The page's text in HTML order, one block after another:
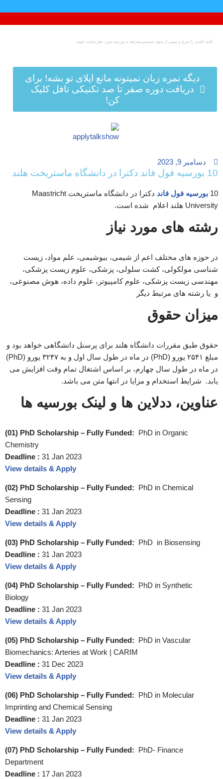
پرش
به
دیگه نمره زبان نمیتونه مانع اپلای تو بشه! برای
دریافت دوره صفر تا صد تکنیکی تافل کلیک
کن!
دسامبر 9, 2023
10 بورسیه فول فاند دکترا در دانشگاه ماستریخت هلند
10 بورسیه فول فاند
دکترا در دانشگاه ماستریخت Maastricht
University هلند اعلام شده است.
رشته های مورد نیاز
در حوزه های مختلف اعم از شیمی، بیوشیمی، علم مواد، زیست
شناسی مولکولی، کشت سلولی، پزشکی، علوم زیست پزشکی،
مهندسی زیست پزشکی، علوم کامپیوتر، علوم داده، هوش مصنوعی،
و یا رشته های مرتبط دیگر
میزان حقوق
حقوق طبق مقررات دانشگاه هلند برای پرسنل دانشگاهی خواهد بود و
مبلغ ۲۵۴۱ یورو (PhD) در ماه در طول سال اول و به ۳۲۴۷ یورو (PhD)
در ماه در طول سال چهارم، بر اساس اشتغال تمام وقت افزایش می
یابد. شرایط استخدام و مزایا در انتها متن می باشد.
عناوین، ددلاین ها و لینک بورسیه ها
(01) PhD Scholarship – Fully Funded: PhD in Organic
Chemistry
Deadline : 31 Jan 2023
View details & Apply
(02) PhD Scholarship – Fully Funded: PhD in Chemical
Sensing
Deadline : 31 Jan 2023
View details & Apply
(03) PhD Scholarship – Fully Funded: PhD in Biosensing
Deadline : 31 Jan 2023
View details & Apply
(04) PhD Scholarship – Fully Funded: PhD in Synthetic
Biology
Deadline : 31 Jan 2023
View details & Apply
(05) PhD Scholarship – Fully Funded: PhD in Vascular
Biomechanics: Arteries at Work | CARIM
Deadline : 31 Dec 2023
View details & Apply
(06) PhD Scholarship – Fully Funded: PhD in Molecular
Imprinting and Chemical Sensing
Deadline : 31 Jan 2023
View details & Apply
(07) PhD Scholarship – Fully Funded: PhD- Finance
Department
Deadline : 17 Jan 2023